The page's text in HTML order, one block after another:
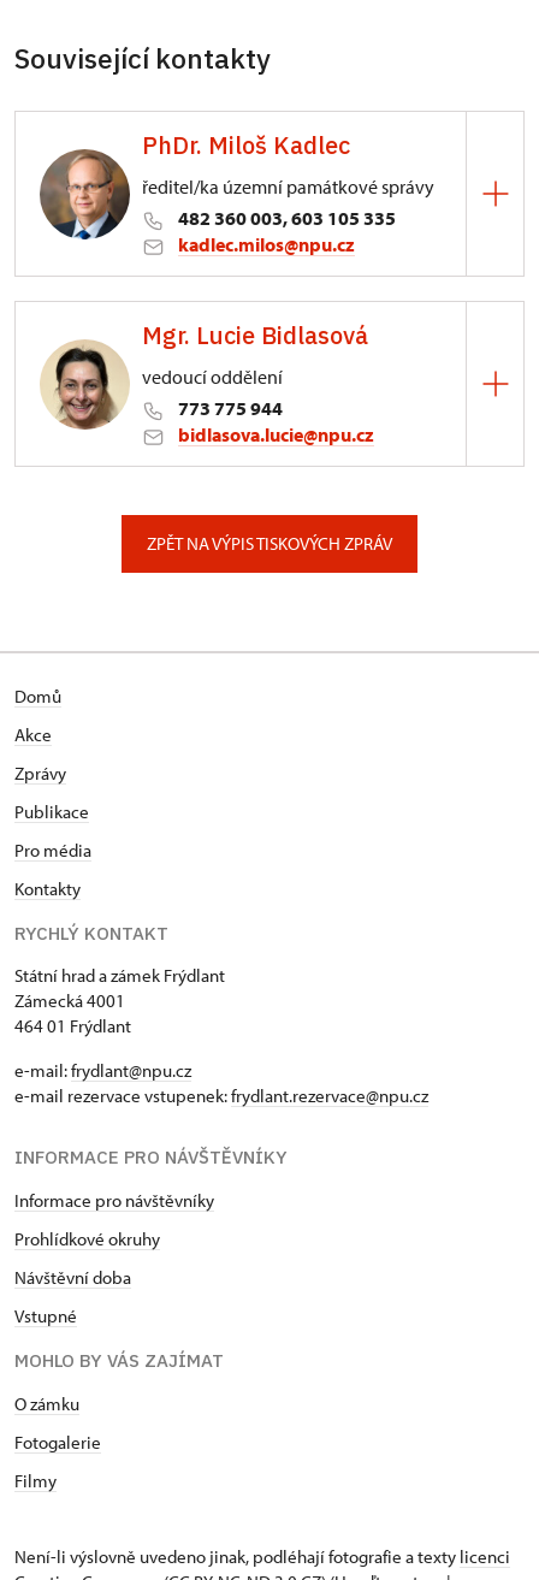
Související kontakty
PhDr. Miloš Kadlec
ředitel/ka územní památkové správy
482 360 003, 603 105 335
kadlec.milos@npu.cz
3/, Sychrov 3
Mgr. Lucie Bidlasová
vedoucí oddělení
773 775 944
bidlasova.lucie@npu.cz
ZPĚT NA VÝPIS TISKOVÝCH ZPRÁV
Domů
Akce
Zprávy
Publikace
Pro média
Kontakty
RYCHLÝ KONTAKT
Státní hrad a zámek Frýdlant
Zámecká 4001
464 01 Frýdlant
e-mail:frydlant@npu.cz
e-mail rezervace vstupenek:frydlant.rezervace@npu.cz
INFORMACE PRO NÁVŠTĚVNÍKY
Informace pro návštěvníky
Prohlídkové okruhy
Návštěvní doba
Vstupné
MOHLO BY VÁS ZAJÍMAT
O zámku
Fotogalerie
Filmy
Není-li výslovně uvedeno jinak, podléhají fotografie a texty licenci